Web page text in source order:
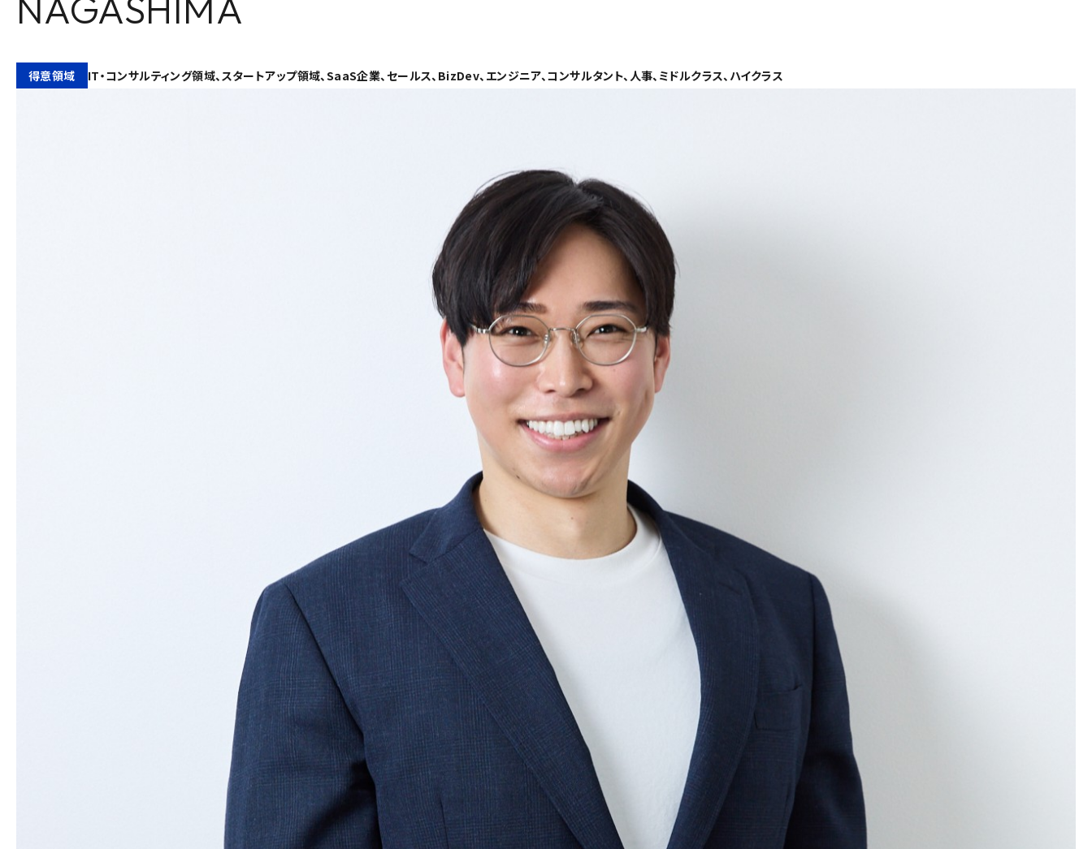
得意領域 IT・コンサルティング領域、スタートアップ領域、SaaS企業、セールス、BizDev、エンジニア、コンサルタント、人事、ミドルクラス、ハイクラス